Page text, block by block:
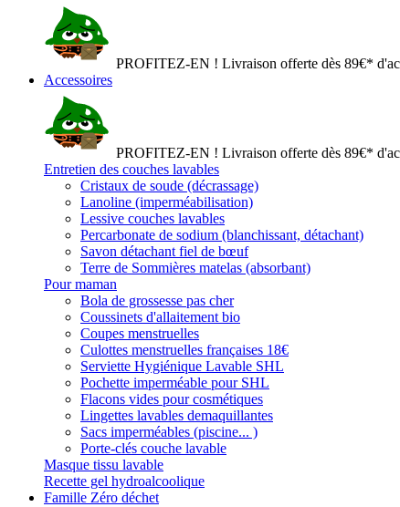
PROFITEZ-EN ! Livraison offerte dès 89€*
Accessoires
PROFITEZ-EN ! Livraison offerte dès 89€*
Entretien des couches lavables
Cristaux de soude (décrassage)
Lanoline (imperméabilisation)
Lessive couches lavables
Percarbonate de sodium (blanchissant, détachant)
Savon détachant fiel de bœuf
Terre de Sommières matelas (absorbant)
Pour maman
Bola de grossesse pas cher
Coussinets d'allaitement bio
Coupes menstruelles
Culottes menstruelles françaises 18€
Serviette Hygiénique Lavable SHL
Pochette imperméable pour SHL
Flacons vides pour cosmétiques
Lingettes lavables demaquillantes
Sacs imperméables (piscine... )
Porte-clés couche lavable
Masque tissu lavable
Recette gel hydroalcoolique
Famille Zéro déchet